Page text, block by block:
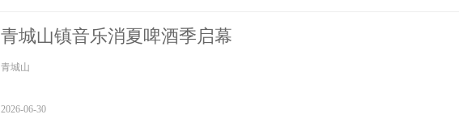
青城山镇音乐消夏啤酒季启幕
青城山
2026-06-30